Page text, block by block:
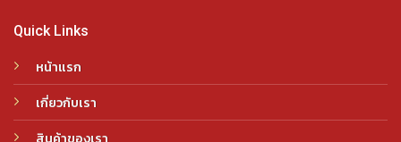
Quick Links
หน้าแรก
เกี่ยวกับเรา
สินค้าของเรา